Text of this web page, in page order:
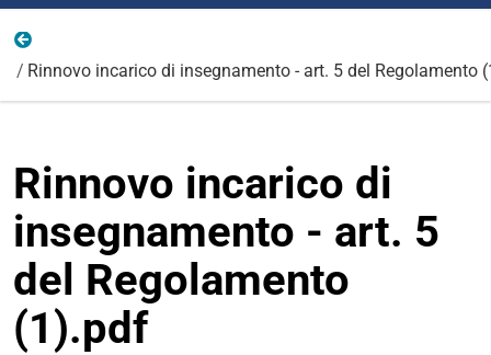
Rinnovo incarico di insegnamento - art. 5 del Regolamento
Rinnovo incarico di
insegnamento - art. 5
del Regolamento
(1).pdf